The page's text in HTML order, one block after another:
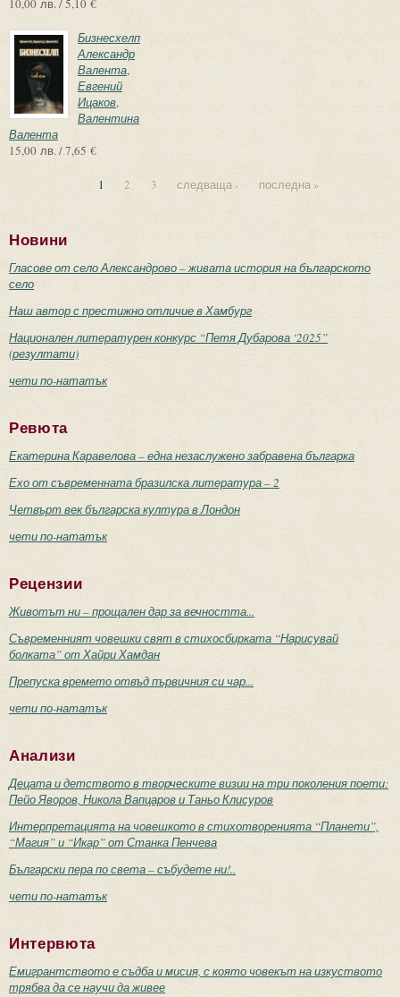
10,00 лв. / 5,10 €
Бизнесхелп
Александр
Валента,
Евгений
Ицаков,
Валентина
Валента
15,00 лв. / 7,65 €
1 2 3 следваща › последна »
Новини
Гласове от село Александрово – живата история на българското
село
Наш автор с престижно отличие в Хамбург
Национален литературен конкурс “Петя Дубарова ‘2025”
(резултати)
чети по-нататък
Ревюта
Екатерина Каравелова – една незаслужено забравена българка
Ехо от съвременната бразилска литература – 2
Четвърт век българска култура в Лондон
чети по-нататък
Рецензии
Животът ни – прощален дар за вечността...
Съвременният човешки свят в стихосбирката “Нарисувай
болката” от Хайри Хамдан
Препуска времето отвъд първичния си чар...
чети по-нататък
Анализи
Децата и детството в творческите визии на три поколения поети:
Пейо Яворов, Никола Вапцаров и Таньо Клисуров
Интерпретацията на човешкото в стихотворенията “Планети”,
“Магия” и “Икар” от Станка Пенчева
Български пера по света – събудете ни!..
чети по-нататък
Интервюта
Емигрантството е съдба и мисия, с която човекът на изкуството
трябва да се научи да живее